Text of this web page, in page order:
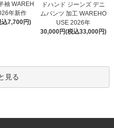
袖 WAREH
年新作
7,700円)
ドハンド ジーンズ デニ
ムパンツ 加工 WAREHO
USE 2026年
30,000円(税込33,000円)
見る